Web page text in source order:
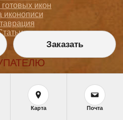
икон
иконописи
заказ
и оплата
Заказать
Карта Почта